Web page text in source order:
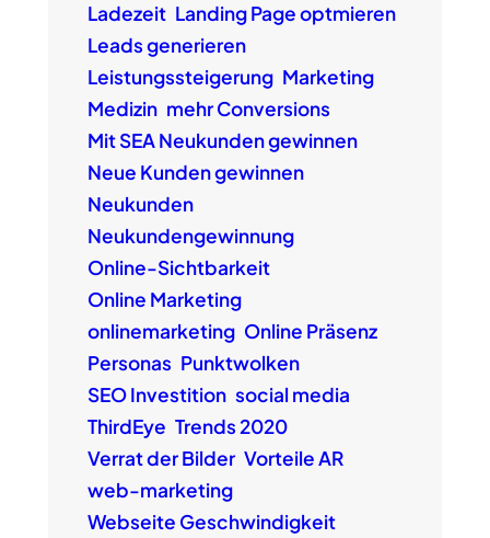
Ladezeit Landing Page optmieren
Leads generieren
Leistungssteigerung Marketing
Medizin mehr Conversions
Mit SEA Neukunden gewinnen
Neue Kunden gewinnen
Neukunden
Neukundengewinnung
Online-Sichtbarkeit
Online Marketing
onlinemarketing Online Präsenz
Personas Punktwolken
SEO Investition social media
ThirdEye Trends 2020
Verrat der Bilder Vorteile AR
web-marketing
Webseite Geschwindigkeit